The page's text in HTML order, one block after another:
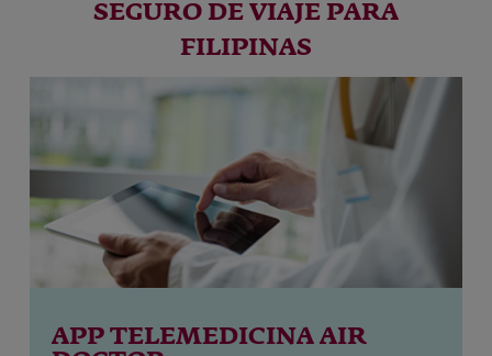
SEGURO DE VIAJE PARA
FILIPINAS
APP TELEMEDICINA AIR